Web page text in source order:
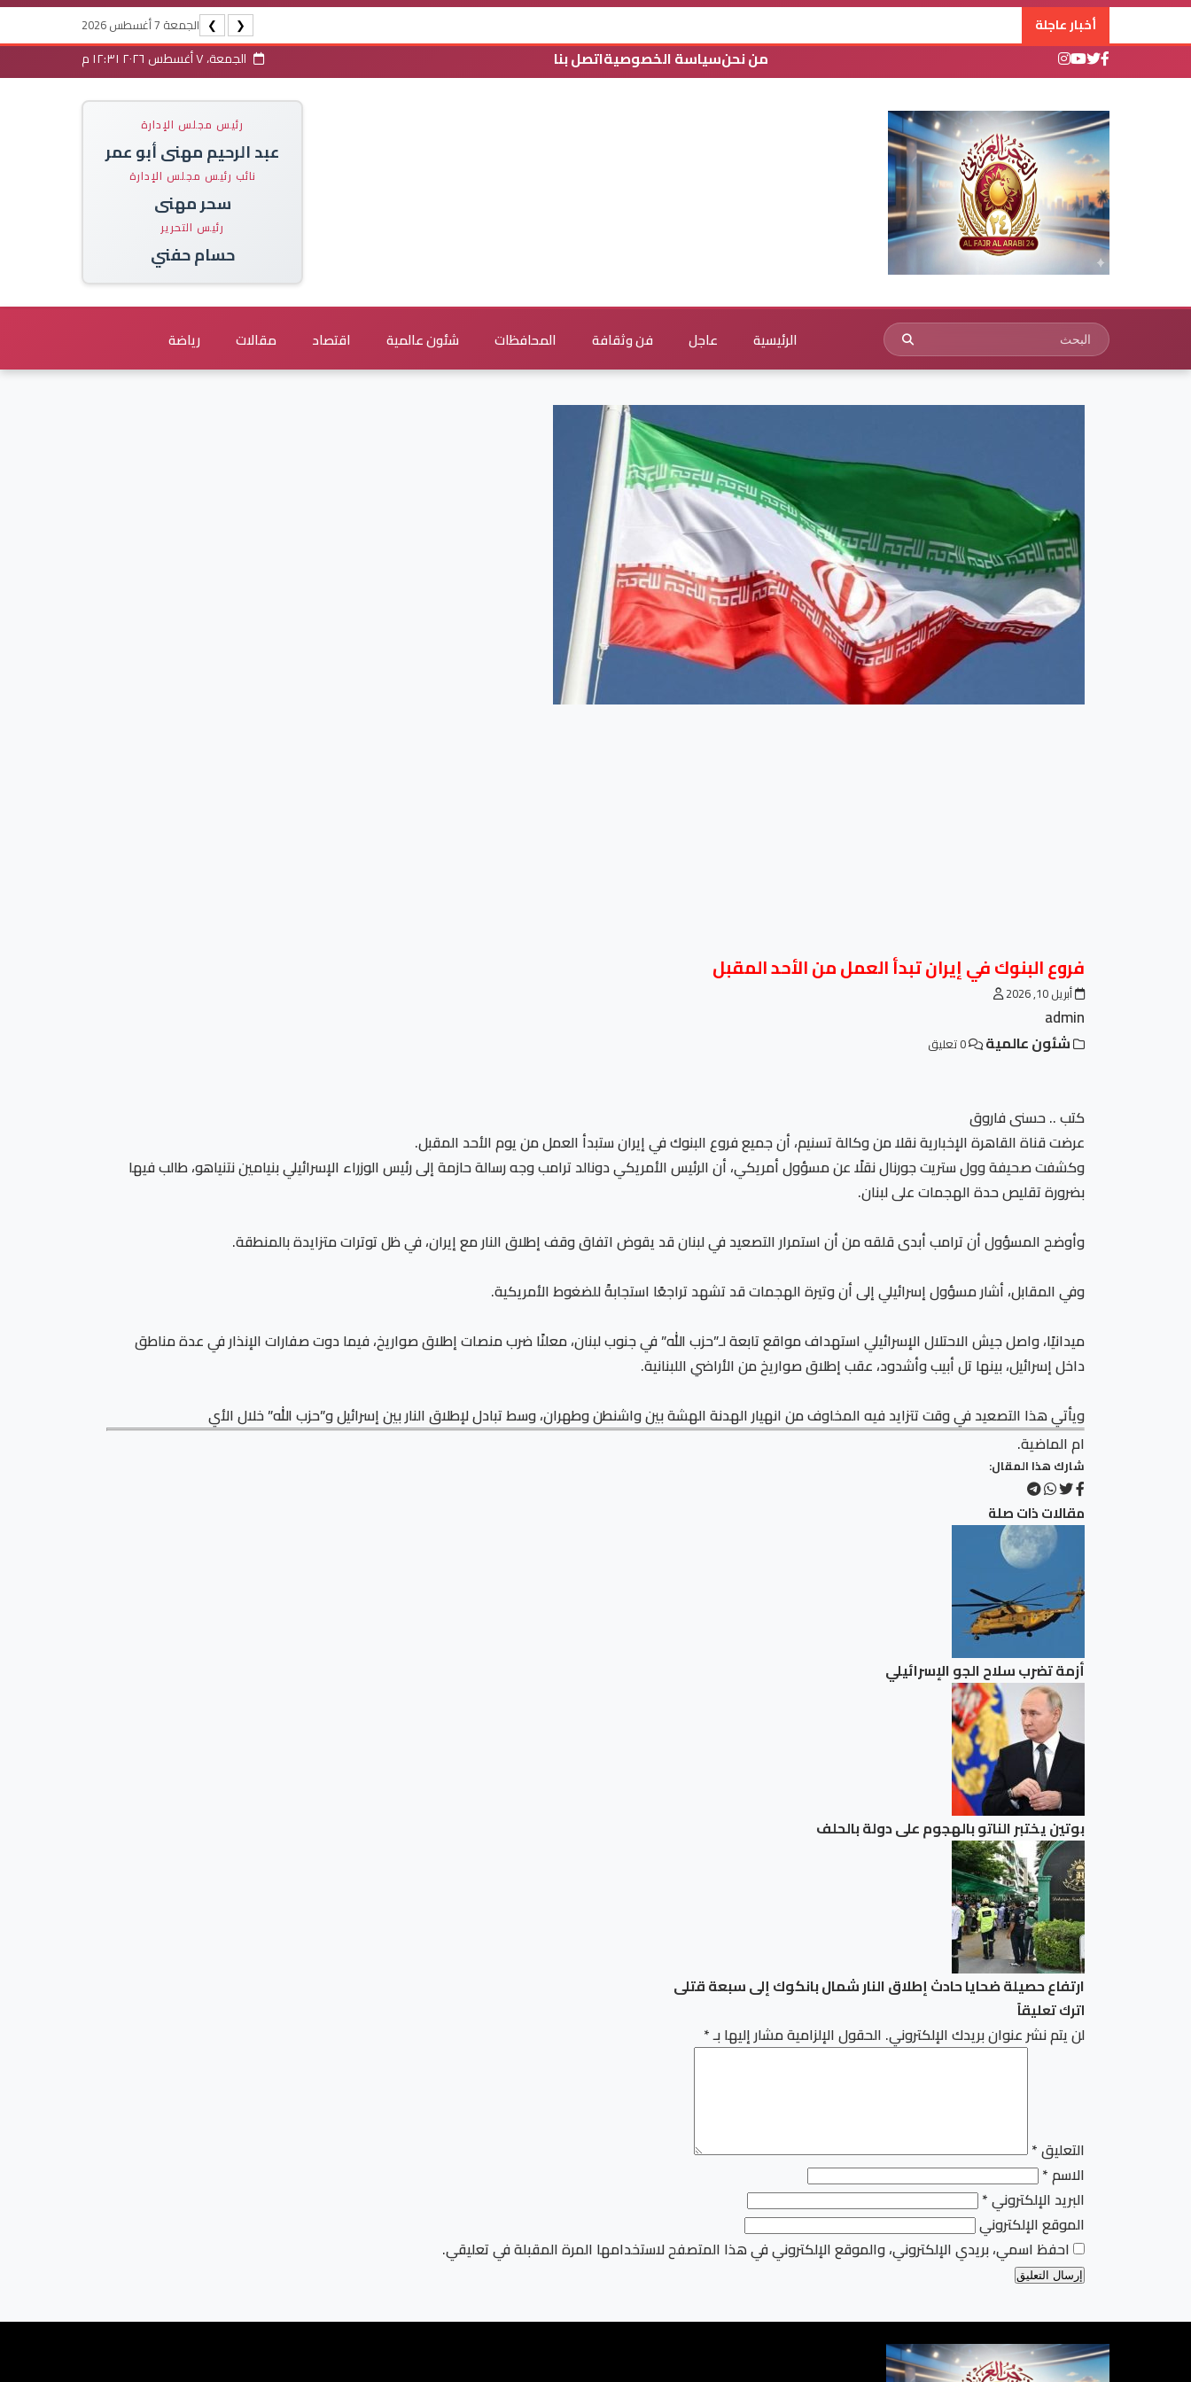
أخبار عاجلة ❮
❯ الجمعة 7 أغسطس 2026
من نحنسياسة الخصوصيةاتصل بنا الجمعة، ٧ أغسطس ٢٠٢٦ ١٢:٣١ م
رئيس مجلس الإدارة
عبد الرحيم مهنى أبو عمر
نائب رئيس مجلس الإدارة
سحر مهنى
رئيس التحرير
حسام حفني
الرئيسية عاجل فن وثقافة المحافظات شئون عالمية اقتصاد مقالات رياضة
فروع البنوك في إيران تبدأ العمل من الأحد المقبل
أبريل 10, 2026
admin
شئون عالمية
كتب .. حسنى فاروق
عرضت قناة القاهرة الإخبارية نقلا من وكالة تسنيم، أن جميع فروع البنوك في إيران ستبدأ العمل من يوم الأحد المقبل.
وكشفت صحيفة وول ستريت جورنال نقلًا عن مسؤول أمريكي، أن الرئيس الأمريكي دونالد ترامب وجه رسالة حازمة إلى رئيس الوزراء الإسرائيلي بنيامين نتنياهو، طالب فيها
بضرورة تقليص حدة الهجمات على لبنان.
وأوضح المسؤول أن ترامب أبدى قلقه من أن استمرار التصعيد في لبنان قد يقوض اتفاق وقف إطلاق النار مع إيران، في ظل توترات متزايدة بالمنطقة.
وفي المقابل، أشار مسؤول إسرائيلي إلى أن وتيرة الهجمات قد تشهد تراجعًا استجابةً للضغوط الأمريكية.
ميدانيًا، واصل جيش الاحتلال الإسرائيلي استهداف مواقع تابعة لـ”حزب الله” في جنوب لبنان، معلنًا ضرب منصات إطلاق صواريخ، فيما دوت صفارات الإنذار في عدة مناطق
داخل إسرائيل، بينها تل أبيب وأشدود، عقب إطلاق صواريخ من الأراضي اللبنانية.
ويأتي هذا التصعيد في وقت تتزايد فيه المخاوف من انهيار الهدنة الهشة بين واشنطن وطهران، وسط تبادل لإطلاق النار بين إسرائيل و”حزب الله” خلال الأي
ام الماضية.
شارك هذا المقال:
مقالات ذات صلة
أزمة تضرب سلاح الجو الإسرائيلي
بوتين يختبر الناتو بالهجوم على دولة بالحلف
ارتفاع حصيلة ضحايا حادث إطلاق النار شمال بانكوك إلى سبعة قتلى
اترك تعليقاً
لن يتم نشر عنوان بريدك الإلكتروني. الحقول الإلزامية مشار إليها بـ*
التعليق*
الاسم*
البريد الإلكتروني*
الموقع الإلكتروني
احفظ اسمي، بريدي الإلكتروني، والموقع الإلكتروني في هذا المتصفح لاستخدامها المرة المقبلة في تعليقي.